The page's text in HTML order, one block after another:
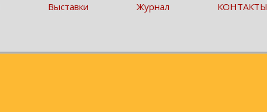
Выставки Журнал КОНТАКТЫ